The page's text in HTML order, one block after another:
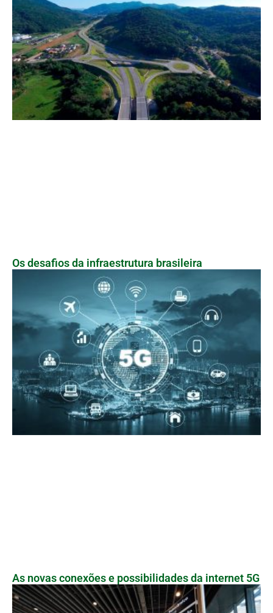
Os desafios da infraestrutura brasileira
As novas conexões e possibilidades da internet 5G